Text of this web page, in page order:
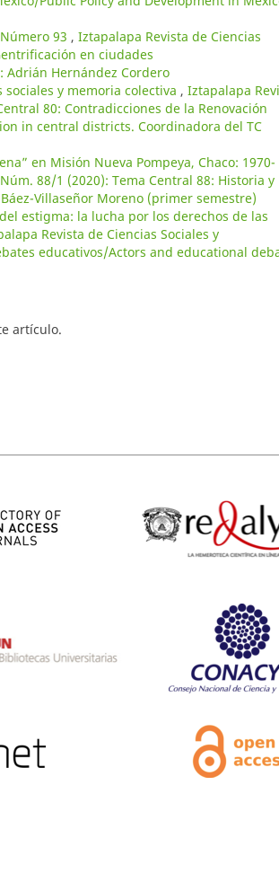
93 , Iztapalapa Revista de Ciencias
en ciudades
Adrián Hernández Cordero
y memoria colectiva , Iztapalapa
80: Contradicciones de la Renovación
in central districts. Coordinadora del TC
en Misión Nueva Pompeya, Chaco: 1970-
88/1 (2020): Tema Central 88: Historia y
Villaseñor Moreno (primer semestre)
estigma: la lucha por los derechos de las
Revista de Ciencias Sociales y
educativos/Actors and educational
artículo.